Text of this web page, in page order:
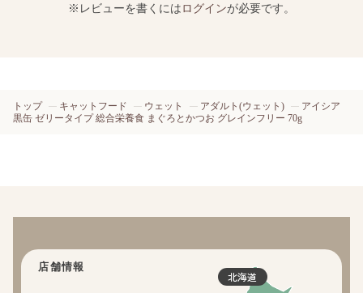
※レビューを書くにはログインが必要です。
トップ キャットフード ウェット アダルト(ウェット)
アイシア
黒缶 ゼリータイプ 総合栄養食 まぐろとかつお グレインフリー 70g
店舗情報
北海道